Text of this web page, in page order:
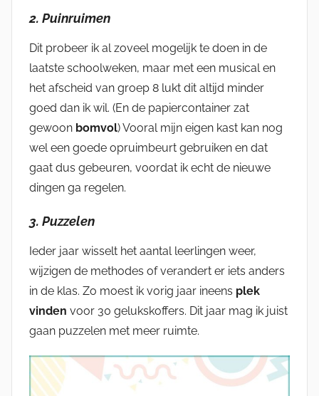
2. Puinruimen
Dit probeer ik al zoveel mogelijk te doen in de
laatste schoolweken, maar met een musical en
het afscheid van groep 8 lukt dit altijd minder
goed dan ik wil. (En de papiercontainer zat
gewoon bomvol) Vooral mijn eigen kast kan nog
wel een goede opruimbeurt gebruiken en dat
gaat dus gebeuren, voordat ik echt de nieuwe
dingen ga regelen.
3. Puzzelen
Ieder jaar wisselt het aantal leerlingen weer,
wijzigen de methodes of verandert er iets anders
in de klas. Zo moest ik vorig jaar ineens plek
vinden voor 30 gelukskoffers. Dit jaar mag ik juist
gaan puzzelen met meer ruimte.